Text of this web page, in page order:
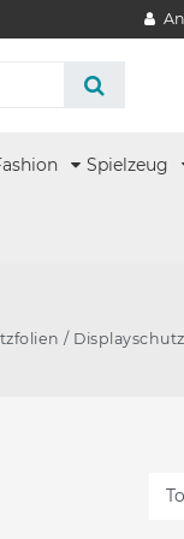
Spielzeug
/ Displayschutz